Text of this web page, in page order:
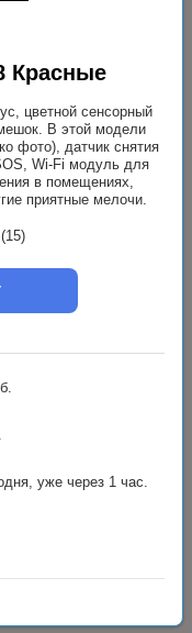
Красные
цветной сенсорный
В этой модели
фото), датчик снятия
Wi-Fi модуль для
в помещениях,
приятные мелочи.
(15)
уже через 1 час.